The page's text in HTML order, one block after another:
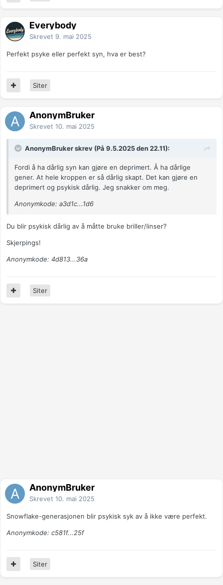
Everybody
Skrevet 9. mai 2025
Perfekt psyke eller perfekt syn, hva er best?
Siter
AnonymBruker
Skrevet 10. mai 2025
AnonymBruker skrev (På 9.5.2025 den 22.11):
Fordi å ha dårlig syn kan gjøre en deprimert. Å ha dårlige
gener. At hele kroppen er så dårlig skapt. Det kan gjøre en
deprimert og psykisk dårlig. Jeg snakker om meg.
Anonymkode: a3d1c...1d6
Du blir psykisk dårlig av å måtte bruke briller/linser?
Skjerpings!
Anonymkode: 4d813...36a
Siter
AnonymBruker
Skrevet 10. mai 2025
Snowflake-generasjonen blir psykisk syk av å ikke være perfekt.
Anonymkode: c581f...25f
Siter